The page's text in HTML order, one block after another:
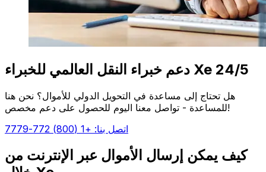
دعم خبراء النقل العالمي للخبراء Xe 24/5
هل تحتاج إلى مساعدة في التحويل الدولي للأموال؟ نحن هنا
للمساعدة - تواصل معنا اليوم للحصول على دعم مخصص!
اتصل بنا: +1 (800) 772-7779
كيف يمكن إرسال الأموال عبر الإنترنت من